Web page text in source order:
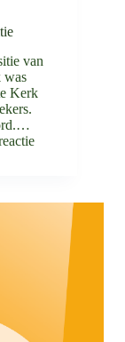
van
was
Kerk